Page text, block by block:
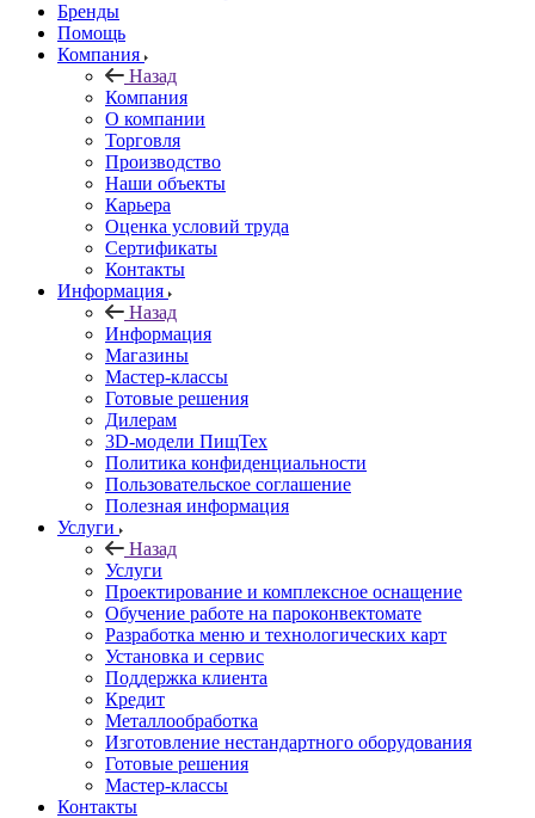
Бренды
Помощь
Компания
Назад
Компания
О компании
Торговля
Производство
Наши объекты
Карьера
Оценка условий труда
Сертификаты
Контакты
Информация
Назад
Информация
Магазины
Мастер-классы
Готовые решения
Дилерам
3D-модели ПищТех
Политика конфиденциальности
Пользовательское соглашение
Полезная информация
Услуги
Назад
Услуги
Проектирование и комплексное оснащение
Обучение работе на пароконвектомате
Разработка меню и технологических карт
Установка и сервис
Поддержка клиента
Кредит
Металлообработка
Изготовление нестандартного оборудования
Готовые решения
Мастер-классы
Контакты